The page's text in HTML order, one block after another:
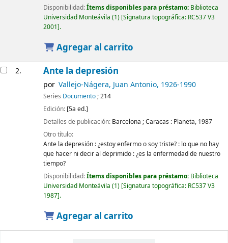
Disponibilidad:Ítems disponibles para préstamo: Biblioteca
Universidad Monteávila (1) Signatura topográfica: RC537 V3
2001 .
Agregar al carrito
2. Ante la depresión
por Vallejo-Nágera, Juan Antonio, 1926-1990
Series Documento; 214
Edición: [5a ed.]
Detalles de publicación: Barcelona ; Caracas : Planeta, 1987
Otro título:
Ante la depresión : ¿estoy enfermo o soy triste? : lo que no hay
que hacer ni decir al deprimido : ¿es la enfermedad de nuestro
tiempo?
Disponibilidad:Ítems disponibles para préstamo: Biblioteca
Universidad Monteávila (1) Signatura topográfica: RC537 V3
1987 .
Agregar al carrito